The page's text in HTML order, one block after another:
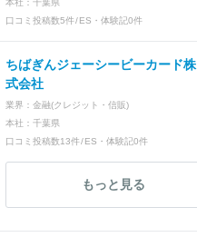
本社： 千葉県
口コミ投稿数5件 ES・体験記0件
ちばぎんジェーシービーカード株
式会社
業界： 金融(クレジット・信販)
本社： 千葉県
口コミ投稿数13件 ES・体験記0件
もっと見る